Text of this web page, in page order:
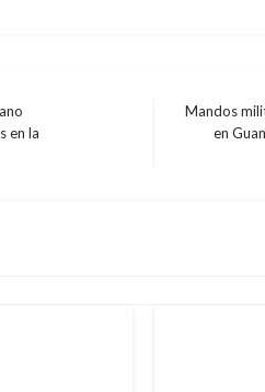
en la
Entrada
Mandos
en